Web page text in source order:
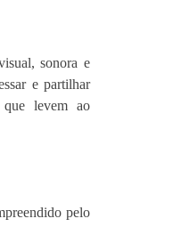
sonora e
e partilhar
que levem ao
pelo